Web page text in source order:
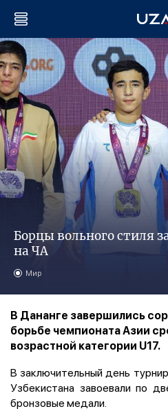
Борцы вольного стиля
на ЧА
Мир
В Дананге завершились
борьбе чемпионата Азии
возрастной категории U17.
В заключительный день
Узбекистана завоевали по
бронзовые медали.